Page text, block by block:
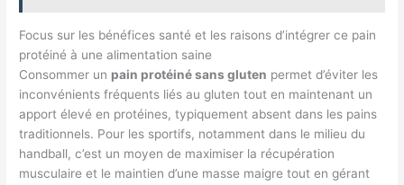
Focus sur les bénéfices santé et les raisons d’intégrer ce pain
protéiné à une alimentation saine
Consommer un pain protéiné sans gluten permet d’éviter les
inconvénients fréquents liés au gluten tout en maintenant un
apport élevé en protéines, typiquement absent dans les pains
traditionnels. Pour les sportifs, notamment dans le milieu du
handball, c’est un moyen de maximiser la récupération
musculaire et le maintien d’une masse maigre tout en gérant